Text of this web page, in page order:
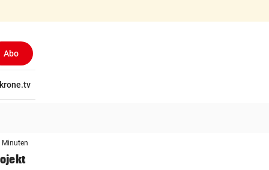
Abo
krone.tv
Minuten